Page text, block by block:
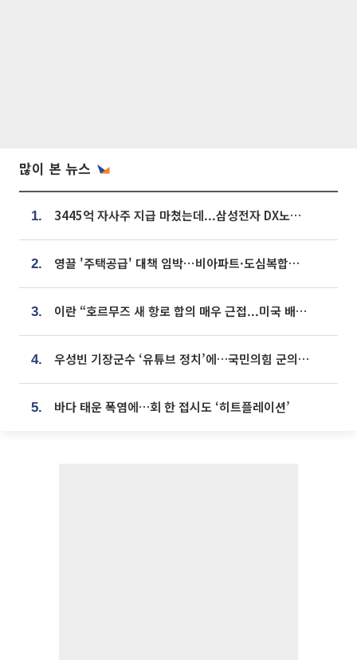
많이 본 뉴스
1. 3445억 자사주 지급 마쳤는데...삼성전자 DX노조, 뒤늦은 '떼쓰기 집회'
2. 영끌 '주택공급' 대책 임박⋯비아파트·도심복합까지 총동원
3. 이란 “호르무즈 새 항로 합의 매우 근접...미국 배상 먼저”
4. 우성빈 기장군수 ‘유튜브 정치’에…국민의힘 군의원들 집단 반발
5. 바다 태운 폭염에…회 한 접시도 ‘히트플레이션’